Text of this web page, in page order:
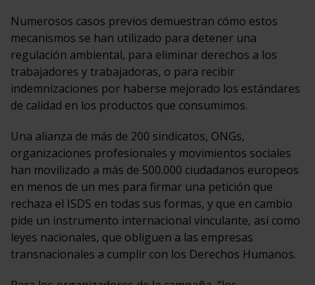
Numerosos casos previos demuestran cómo estos
mecanismos se han utilizado para detener una
regulación ambiental, para eliminar derechos a los
trabajadores y trabajadoras, o para recibir
indemnizaciones por haberse mejorado los estándares
de calidad en los productos que consumimos.
Una alianza de más de 200 sindicatos, ONGs,
organizaciones profesionales y movimientos sociales
han movilizado a más de 500.000 ciudadanos europeos
en menos de un mes para firmar una petición que
rechaza el ISDS en todas sus formas, y que en cambio
pide un instrumento internacional vinculante, así como
leyes nacionales, que obliguen a las empresas
transnacionales a cumplir con los Derechos Humanos.